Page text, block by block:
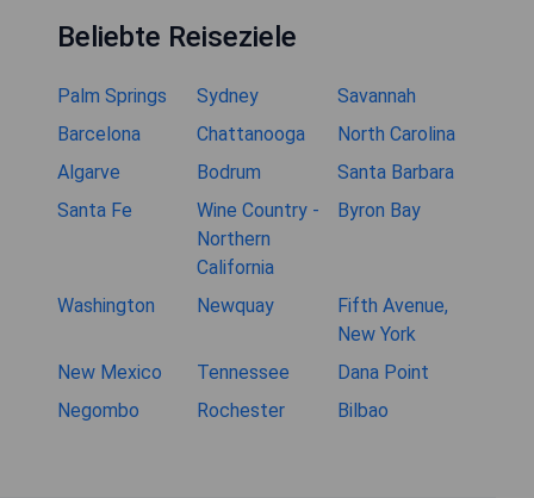
Beliebte Reiseziele
Palm Springs Sydney
Savannah
Barcelona
Chattanooga
North Carolina
Algarve
Bodrum
Santa Barbara
Santa Fe
Wine Country -
Northern
California
Byron Bay
Washington Newquay
Fifth Avenue,
New York
New Mexico
Tennessee
Dana Point
Negombo
Rochester Bilbao